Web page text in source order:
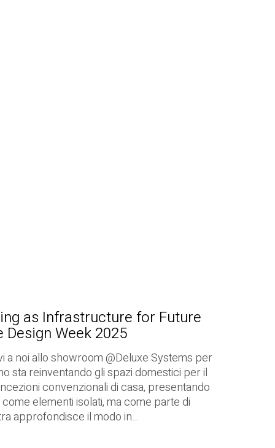
as Infrastructure for Future
Week 2025
a noi allo showroom @Deluxe Systems per
sta reinventando gli spazi domestici per il
convenzionali di casa, presentando
elementi isolati, ma come parte di
approfondisce il modo in…